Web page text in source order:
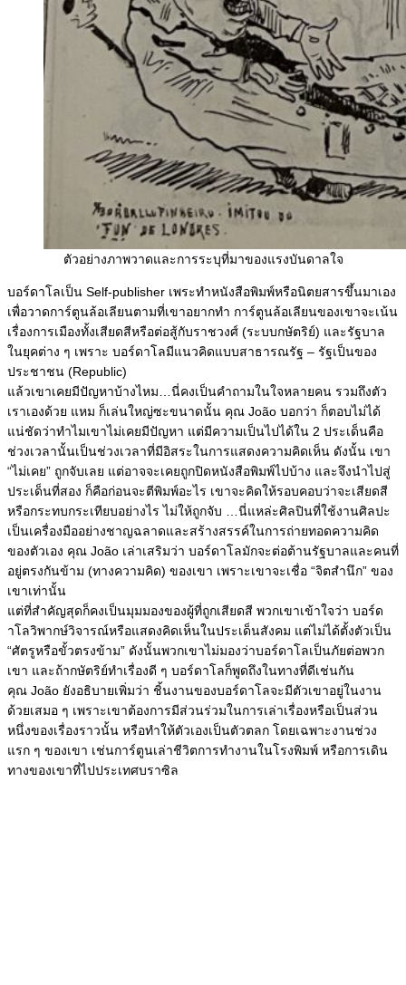
ตัวอย่างภาพวาดและการระบุที่มาของแรงบันดาลใจ
บอร์ดาโลเป็น Self-publisher เพระทำหนังสือพิมพ์หรือนิตยสารขึ้นมาเอง
เพื่อวาดการ์ตูนล้อเลียนตามที่เขาอยากทำ การ์ตูนล้อเลียนของเขาจะเน้น
เรื่องการเมืองทั้งเสียดสีหรือต่อสู้กับราชวงศ์ (ระบบกษัตริย์) และรัฐบาล
ในยุคต่าง ๆ เพราะ บอร์ดาโลมีแนวคิดแบบสาธารณรัฐ – รัฐเป็นของ
ประชาชน (Republic)
แล้วเขาเคยมีปัญหาบ้างไหม…นี่คงเป็นคำถามในใจหลายคน รวมถึงตัว
เราเองด้วย แหม ก็เล่นใหญ่ซะขนาดนั้น คุณ João บอกว่า ก็ตอบไม่ได้
แน่ชัดว่าทำไมเขาไม่เคยมีปัญหา แต่มีความเป็นไปได้ใน 2 ประเด็นคือ
ช่วงเวลานั้นเป็นช่วงเวลาที่มีอิสระในการแสดงความคิดเห็น ดังนั้น เขา
“ไม่เคย” ถูกจับเลย แต่อาจจะเคยถูกปิดหนังสือพิมพ์ไปบ้าง และจึงนำไปสู่
ประเด็นที่สอง ก็คือก่อนจะตีพิมพ์อะไร เขาจะคิดให้รอบคอบว่าจะเสียดสี
หรือกระทบกระเทียบอย่างไร ไม่ให้ถูกจับ …นี่แหล่ะศิลปินที่ใช้งานศิลปะ
เป็นเครื่องมืออย่างชาญฉลาดและสร้างสรรค์ในการถ่ายทอดความคิด
ของตัวเอง คุณ João เล่าเสริมว่า บอร์ดาโลมักจะต่อต้านรัฐบาลและคนที่
อยู่ตรงกันข้าม (ทางความคิด) ของเขา เพราะเขาจะเชื่อ “จิตสำนึก” ของ
เขาเท่านั้น
แต่ที่สำคัญสุดก็คงเป็นมุมมองของผู้ที่ถูกเสียดสี พวกเขาเข้าใจว่า บอร์ด
าโลวิพากษ์วิจารณ์หรือแสดงคิดเห็นในประเด็นสังคม แต่ไม่ได้ตั้งตัวเป็น
“ศัตรูหรือขั้วตรงข้าม” ดังนั้นพวกเขาไม่มองว่าบอร์ดาโลเป็นภัยต่อพวก
เขา และถ้ากษัตริย์ทำเรื่องดี ๆ บอร์ดาโลก็พูดถึงในทางที่ดีเช่นกัน
คุณ João ยังอธิบายเพิ่มว่า ชิ้นงานของบอร์ดาโลจะมีตัวเขาอยู่ในงาน
ด้วยเสมอ ๆ เพราะเขาต้องการมีส่วนร่วมในการเล่าเรื่องหรือเป็นส่วน
หนึ่งของเรื่องราวนั้น หรือทำให้ตัวเองเป็นตัวตลก โดยเฉพาะงานช่วง
แรก ๆ ของเขา เช่นการ์ตูนเล่าชีวิตการทำงานในโรงพิมพ์ หรือการเดิน
ทางของเขาที่ไปประเทศบราซิล